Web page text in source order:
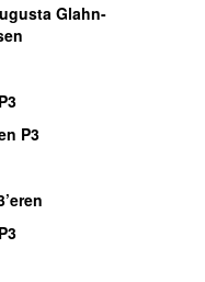
Glahn-
P3